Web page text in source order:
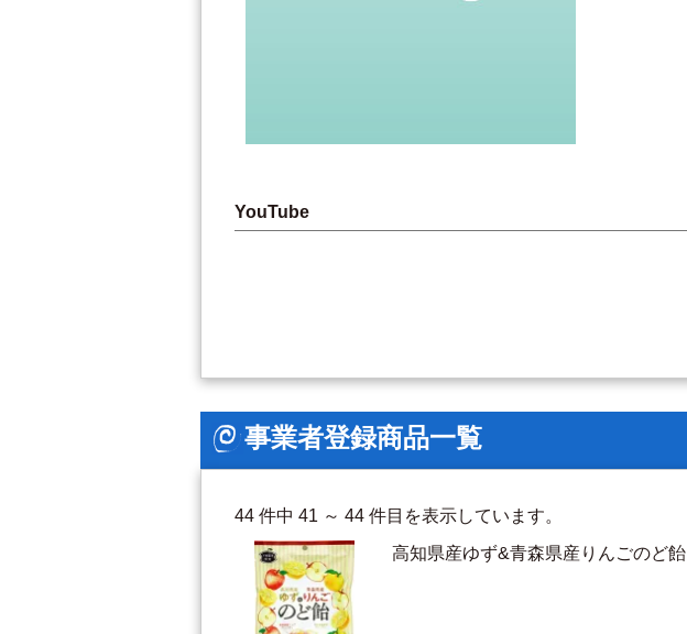
YouTube
事業者登録商品一覧
44 件中 41 ～ 44 件目を表示しています。
高知県産ゆず&青森県産りんごのど飴